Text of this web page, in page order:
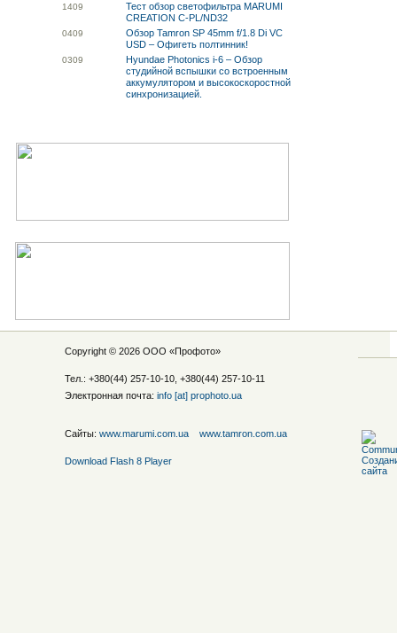
1409
Тест обзор светофильтра MARUMI
CREATION C-PL/ND32
0409
Обзор Tamron SP 45mm f/1.8 Di VC
USD – Офигеть полтинник!
0309
Hyundae Photonics i-6 – Обзор
студийной вспышки со встроенным
аккумулятором и высокоскоростной
синхронизацией.
Copyright © 2026 ООО «Профото»
Тел.: +380(44) 257-10-10, +380(44) 257-10-11
Электронная почта: info [at] prophoto.ua
Сайты: www.marumi.com.ua www.tamron.com.ua
Download Flash 8 Player